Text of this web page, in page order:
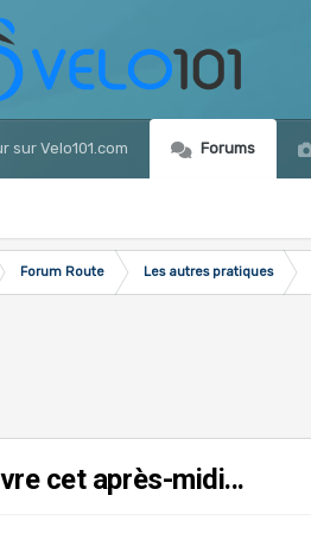
sur Velo101.com Forums
Forum Route Les autres pratiques
cet après-midi...